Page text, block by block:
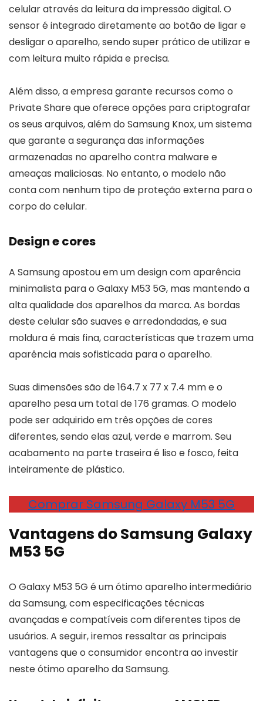
celular através da leitura da impressão digital. O
sensor é integrado diretamente ao botão de ligar e
desligar o aparelho, sendo super prático de utilizar e
com leitura muito rápida e precisa.
Além disso, a empresa garante recursos como o
Private Share que oferece opções para criptografar
os seus arquivos, além do Samsung Knox, um sistema
que garante a segurança das informações
armazenadas no aparelho contra malware e
ameaças maliciosas. No entanto, o modelo não
conta com nenhum tipo de proteção externa para o
corpo do celular.
Design e cores
A Samsung apostou em um design com aparência
minimalista para o Galaxy M53 5G, mas mantendo a
alta qualidade dos aparelhos da marca. As bordas
deste celular são suaves e arredondadas, e sua
moldura é mais fina, características que trazem uma
aparência mais sofisticada para o aparelho.
Suas dimensões são de 164.7 x 77 x 7.4 mm e o
aparelho pesa um total de 176 gramas. O modelo
pode ser adquirido em três opções de cores
diferentes, sendo elas azul, verde e marrom. Seu
acabamento na parte traseira é liso e fosco, feita
inteiramente de plástico.
Comprar Samsung Galaxy M53 5G
Vantagens do Samsung Galaxy
M53 5G
O Galaxy M53 5G é um ótimo aparelho intermediário
da Samsung, com especificações técnicas
avançadas e compatíveis com diferentes tipos de
usuários. A seguir, iremos ressaltar as principais
vantagens que o consumidor encontra ao investir
neste ótimo aparelho da Samsung.